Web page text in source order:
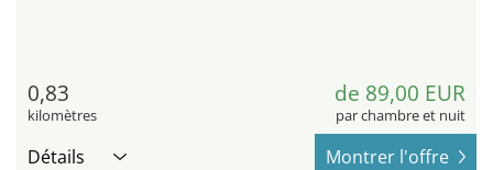
0,83
kilomètres
de 89,00 EUR
par chambre et nuit
Détails Montrer l'offre